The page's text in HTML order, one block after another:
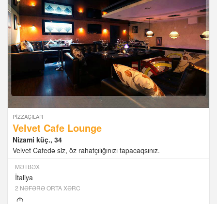
PIZZAÇILAR
Velvet Cafe Lounge
Nizami küç., 34
Velvet Cafedə siz, öz rahatçılığınızı tapacaqsınız.
MƏTBƏX
İtaliya
2 NƏFƏRƏ ORTA XƏRC
M